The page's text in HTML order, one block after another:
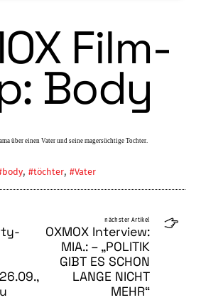
Film-
Body
über einen Vater und seine magersüchtige Tochter.
,#töchter,#Vater
nächster Artikel
OXMOX Interview:
MIA.: – „POLITIK
GIBT ES SCHON
LANGE NICHT
MEHR“